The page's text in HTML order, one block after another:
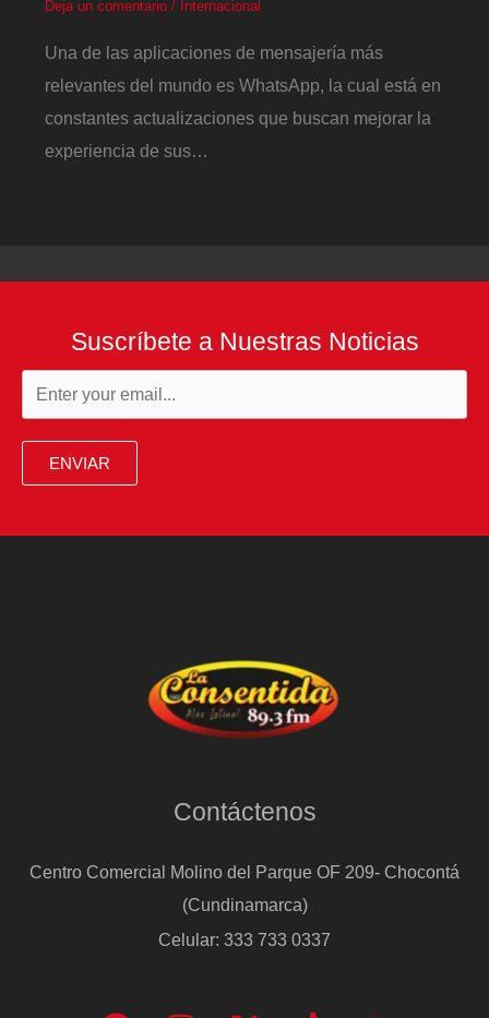
Deja un comentario / Internacional
Una de las aplicaciones de mensajería más
relevantes del mundo es WhatsApp, la cual está en
constantes actualizaciones que buscan mejorar la
experiencia de sus…
Suscríbete a Nuestras Noticias
ENVIAR
Contáctenos
Centro Comercial Molino del Parque OF 209- Chocontá
(Cundinamarca)
Celular: 333 733 0337